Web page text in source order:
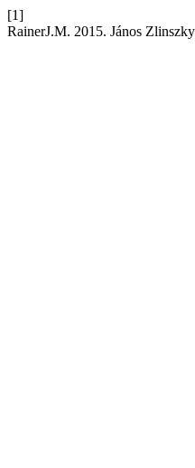
[1]
RainerJ.M. 2015. János